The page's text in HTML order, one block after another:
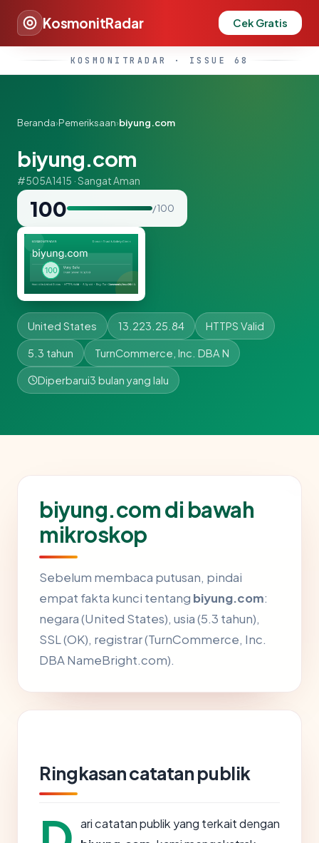
KosmonitRadar Cek Gratis
KOSMONITRADAR · ISSUE 68
Beranda›Pemeriksaan›biyung.com
biyung.com
#505A1415 · Sangat Aman
100 / 100
United States 13.223.25.84 HTTPS Valid
5.3 tahun TurnCommerce, Inc. DBA N
Diperbarui3 bulan yang lalu
biyung.com di bawah
mikroskop
Sebelum membaca putusan, pindai
empat fakta kunci tentang biyung.com:
negara (United States), usia (5.3 tahun),
SSL (OK), registrar (TurnCommerce, Inc.
DBA NameBright.com).
Ringkasan catatan publik
ari catatan publik yang terkait dengan